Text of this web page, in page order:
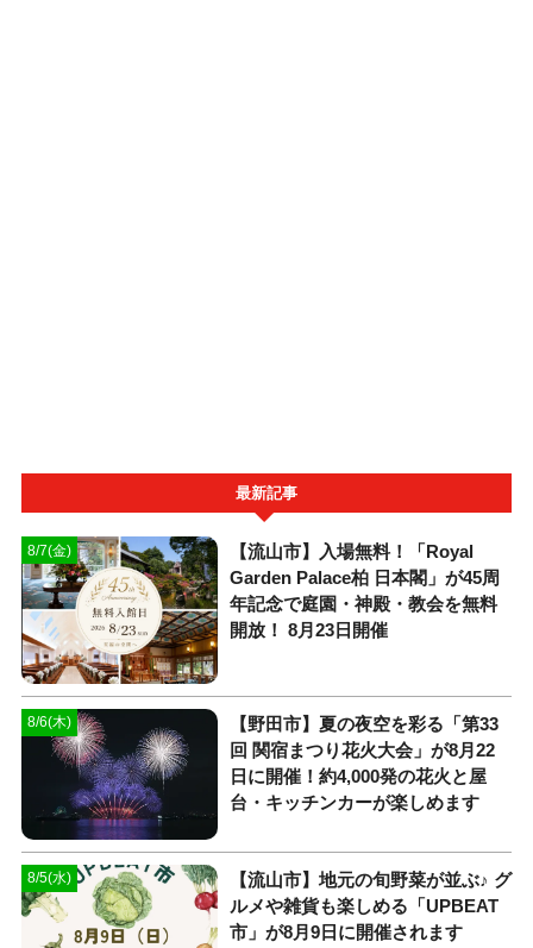
最新記事
8/7(金)
【流山市】入場無料！「Royal
Garden Palace柏 日本閣」が45周
年記念で庭園・神殿・教会を無料
開放！ 8月23日開催
8/6(木)
【野田市】夏の夜空を彩る「第33
回 関宿まつり花火大会」が8月22
日に開催！約4,000発の花火と屋
台・キッチンカーが楽しめます
8/5(水)
【流山市】地元の旬野菜が並ぶ♪ グ
ルメや雑貨も楽しめる「UPBEAT
市」が8月9日に開催されます